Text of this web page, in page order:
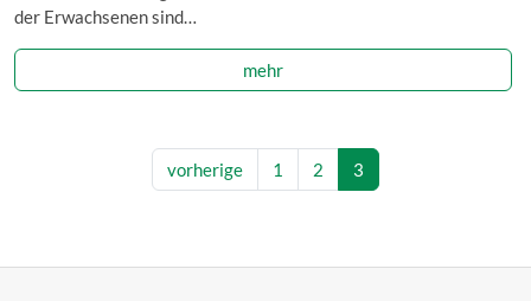
der Erwachsenen sind…
mehr
vorherige 1 2 3